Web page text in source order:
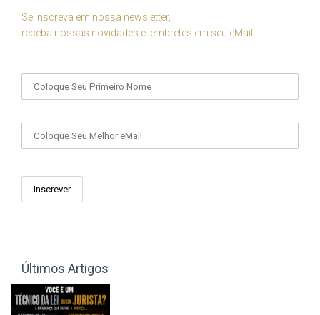
Se inscreva em nossa newsletter,
receba nossas novidades e lembretes em seu eMail.
Últimos Artigos